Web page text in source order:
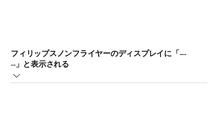
フィリップスノンフライヤーのディスプレイに「---
--」と表示される